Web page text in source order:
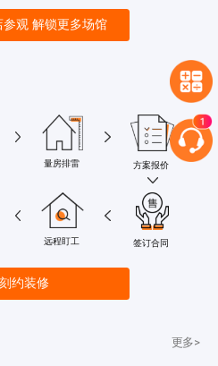
观 解锁更多场馆
量房排雷 方案报价
远程盯工 签订合同
约装修
更多>